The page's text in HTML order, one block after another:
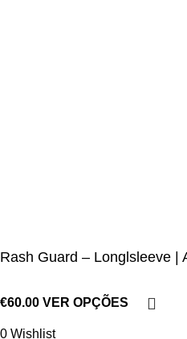
Rash Guard – Longlsleeve |
€60.00 VER OPÇÕES
0 Wishlist